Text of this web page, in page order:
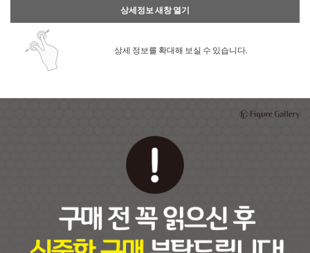
상세정보 새창 열기
상세 정보를 확대해 보실 수 있습니다.